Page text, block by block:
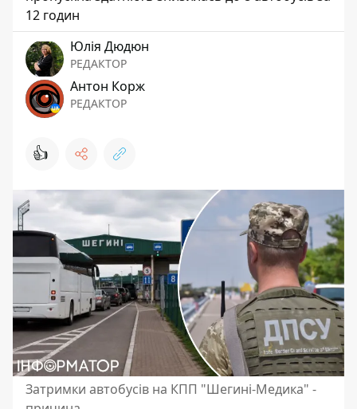
12 годин
Юлія Дюдюн
РЕДАКТОР
Антон Корж
РЕДАКТОР
👍
Затримки автобусів на КПП "Шегині-Медика" -